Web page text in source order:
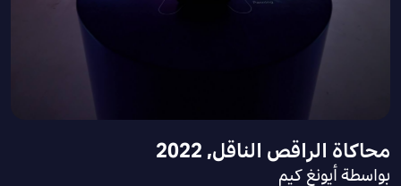
محاكاة الراقص الناقل, 2022
بواسطة أيونغ كيم